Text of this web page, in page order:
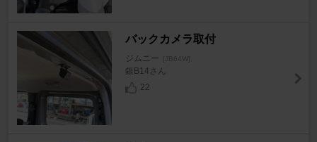
バックカメラ取付
ジムニー [JB64W]
銀B14さん
22